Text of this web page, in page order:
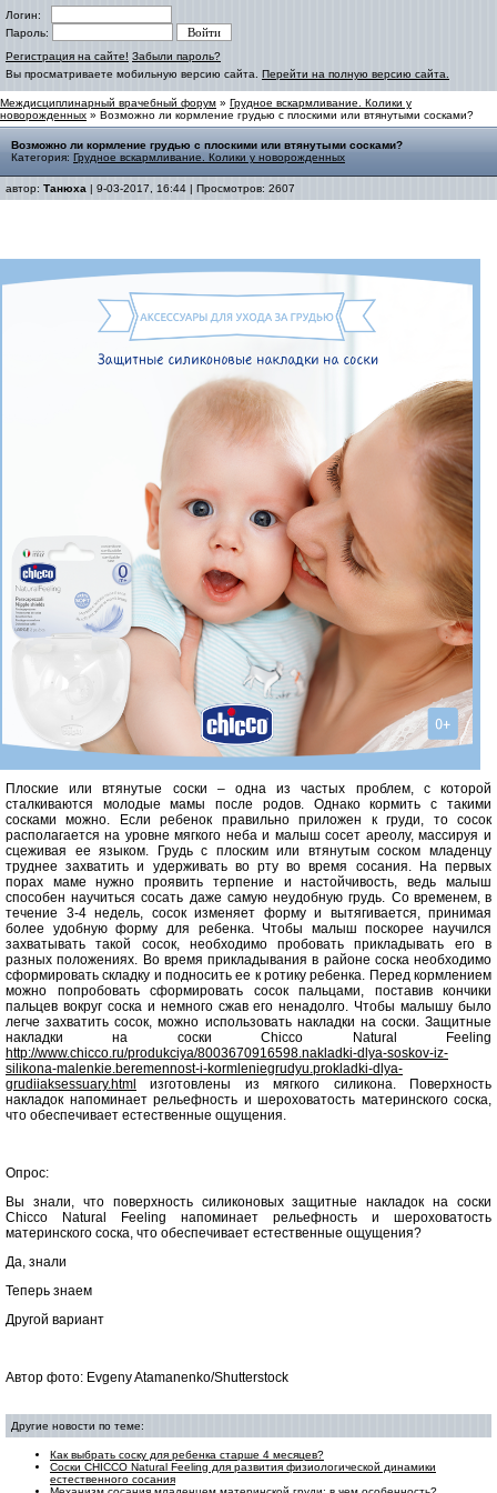
Логин:
Пароль:
Регистрация на сайте! Забыли пароль?
Вы просматриваете мобильную версию сайта. Перейти на полную версию сайта.
Междисциплинарный врачебный форум » Грудное вскармливание. Колики у
новорожденных » Возможно ли кормление грудью с плоскими или втянутыми сосками?
Возможно ли кормление грудью с плоскими или втянутыми сосками?
Категория: Грудное вскармливание. Колики у новорожденных
автор: Танюха | 9-03-2017, 16:44 | Просмотров: 2607
Плоские или втянутые соски – одна из частых проблем, с которой
сталкиваются молодые мамы после родов. Однако кормить с такими
сосками можно. Если ребенок правильно приложен к груди, то сосок
располагается на уровне мягкого неба и малыш сосет ареолу, массируя и
сцеживая ее языком. Грудь с плоским или втянутым соском младенцу
труднее захватить и удерживать во рту во время сосания. На первых
порах маме нужно проявить терпение и настойчивость, ведь малыш
способен научиться сосать даже самую неудобную грудь. Со временем, в
течение 3-4 недель, сосок изменяет форму и вытягивается, принимая
более удобную форму для ребенка. Чтобы малыш поскорее научился
захватывать такой сосок, необходимо пробовать прикладывать его в
разных положениях. Во время прикладывания в районе соска необходимо
сформировать складку и подносить ее к ротику ребенка. Перед кормлением
можно попробовать сформировать сосок пальцами, поставив кончики
пальцев вокруг соска и немного сжав его ненадолго. Чтобы малышу было
легче захватить сосок, можно использовать накладки на соски. Защитные
накладки на соски Chicco Natural Feeling
http://www.chicco.ru/produkciya/8003670916598.nakladki-dlya-soskov-iz-
silikona-malenkie.beremennost-i-kormleniegrudyu.prokladki-dlya-
grudiiaksessuary.html
изготовлены из мягкого силикона. Поверхность
накладок напоминает рельефность и шероховатость материнского соска,
что обеспечивает естественные ощущения.
Опрос:
Вы знали, что поверхность силиконовых защитные накладок на соски
Chicco Natural Feeling напоминает рельефность и шероховатость
материнского соска, что обеспечивает естественные ощущения?
Да, знали
Теперь знаем
Другой вариант
Автор фото: Evgeny Atamanenko/Shutterstock
Другие новости по теме:
Как выбрать соску для ребенка старше 4 месяцев?
Соски CHICCO Natural Feeling для развития физиологической динамики
естественного сосания